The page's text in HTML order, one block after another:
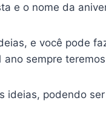
e o nome da
e você pode
sempre
ideias, podendo